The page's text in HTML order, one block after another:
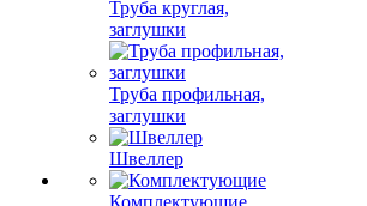
Труба круглая,
заглушки
Труба профильная,
заглушки
Швеллер
Комплектующие